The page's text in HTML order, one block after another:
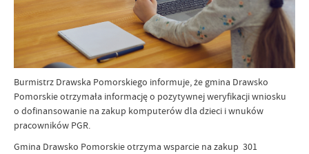
Burmistrz Drawska Pomorskiego informuje, że gmina Drawsko
Pomorskie otrzymała informację o pozytywnej weryfikacji wniosku
o dofinansowanie na zakup komputerów dla dzieci i wnuków
pracowników PGR.
Gmina Drawsko Pomorskie otrzyma wsparcie na zakup 301